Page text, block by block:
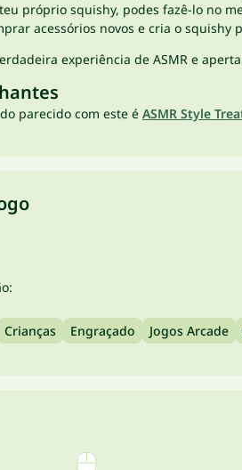
próprio squishy, podes fazê-lo no
acessórios novos e cria o squishy
experiência de ASMR e
parecido com este é ASMR Style
Crianças Engraçado Jogos Arcade